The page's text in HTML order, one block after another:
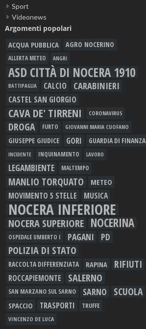
Sport
Videonews
Argomenti popolari
ACQUA PUBBLICA AGRO NOCERINO
ALLERTA METEO ANGRI
ASD CITTÀ DI NOCERA 1910
BATTIPAGLIA CALCIO CARABINIERI
CASTEL SAN GIORGIO
CAVA DE' TIRRENI CORONAVIRUS
DROGA FURTO GIOVANNI MARIA CUOFANO
GIUSEPPE GIUDICE GORI GUARDIA DI FINANZA
INCIDENTE INQUINAMENTO LAVORO
LEGAMBIENTE MALTEMPO
MANLIO TORQUATO METEO
MOVIMENTO 5 STELLE MUSICA
NOCERA INFERIORE
NOCERA SUPERIORE NOCERINA
OSPEDALE UMBERTO I PAGANI PD
POLIZIA DI STATO
RACCOLTA DIFFERENZIATA RAPINA RIFIUTI
ROCCAPIEMONTE SALERNO
SAN MARZANO SUL SARNO SARNO SCUOLA
SPACCIO TRASPORTI TRUFFE
VINCENZO DE LUCA